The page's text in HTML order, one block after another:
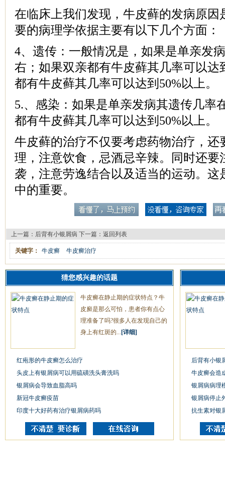
在临床上我们发现，牛皮藓的发病原因
要的病理学依据主要有以下几个方面：
4、遗传：一般情况是，如果是单亲发
右；如果双亲都有牛皮藓其几率可以达
都有牛皮藓其几率可以达到50%以上。
5.、感染：如果是单亲发病其遗传几率
都有牛皮藓其几率可以达到50%以上。
牛皮藓的治疗不仅要考虑药物治疗，还
理，注意饮食，忌酒忌辛辣。同时还要
袭，注意劳逸结合以及适当的运动。这
中的重要。
上一篇： 后背有小银屑病 下一篇： 返回列表
关键字： 牛皮癣 牛皮癣治疗
猜您感兴趣的话题
牛皮癣在静止期的症状特点？牛
皮廯是那么可怕，患者你有点心
理准备了吗?很多人在发现自己的
身上有红斑的... [详细]
红疱形的牛皮癣怎么治疗
头皮上有银屑病可以用硫磺洗头膏洗吗
银屑病会导致血脂高吗
新冠牛皮癣疫苗
印度十大好药有治疗银屑病药吗
后背有小银
牛皮癣会造
银屑病病理
银屑病停止
抗生素对银